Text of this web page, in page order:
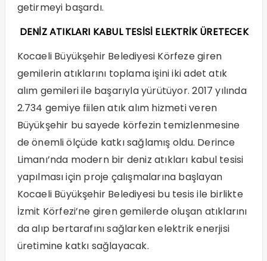
getirmeyi başardı.
DENİZ ATIKLARI KABUL TESİSİ ELEKTRİK ÜRETECEK
Kocaeli Büyükşehir Belediyesi Körfeze giren
gemilerin atıklarını toplama işini iki adet atık
alım gemileri ile başarıyla yürütüyor. 2017 yılında
2.734 gemiye fiilen atık alım hizmeti veren
Büyükşehir bu sayede körfezin temizlenmesine
de önemli ölçüde katkı sağlamış oldu. Derince
Limanı’nda modern bir deniz atıkları kabul tesisi
yapılması için proje çalışmalarına başlayan
Kocaeli Büyükşehir Belediyesi bu tesis ile birlikte
İzmit Körfezi’ne giren gemilerde oluşan atıklarını
da alıp bertarafını sağlarken elektrik enerjisi
üretimine katkı sağlayacak.